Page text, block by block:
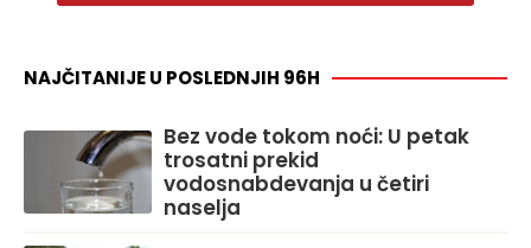
NAJČITANIJE U POSLEDNJIH 96H
Bez vode tokom noći: U petak
trosatni prekid
vodosnabdevanja u četiri
naselja